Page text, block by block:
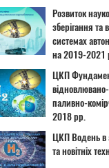
Розвиток
зберігання
системах
на 2019-2021
ЦКП
паливно-
2018 рр.
ЦКП Водень в
та новітніх